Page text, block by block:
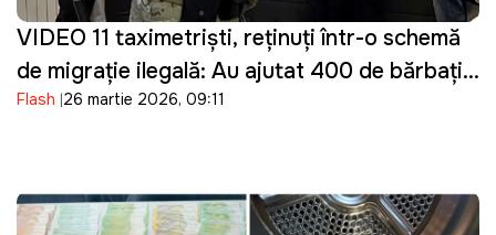
VIDEO 11 taximetriști, reținuți într-o schemă
de migrație ilegală: Au ajutat 400 de bărbați
din Ucraina să intre ilegal în Moldova
Flash 26 martie 2026, 09:11